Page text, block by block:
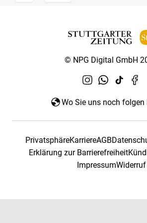
© NPG Digital GmbH
Wo Sie uns noch folgen
PrivatsphäreKarriereAGB
Erklärung zur Barrierefreiheit
ImpressumWiderruf